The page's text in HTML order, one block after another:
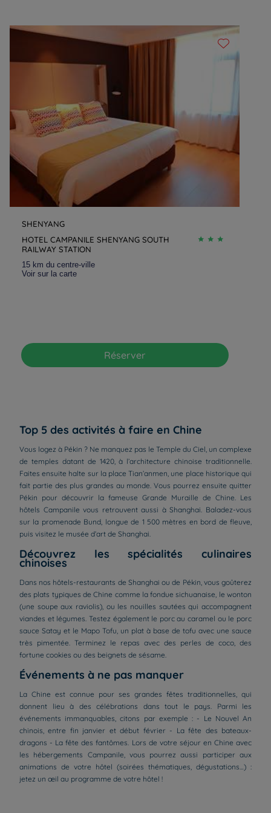
SHENYANG
HOTEL CAMPANILE SHENYANG SOUTH
RAILWAY STATION
15 km du centre-ville
Voir sur la carte
Réserver
Top 5 des activités à faire en Chine
Vous logez à Pékin ? Ne manquez pas le Temple du Ciel, un complexe
de temples datant de 1420, à l’architecture chinoise traditionnelle.
Faites ensuite halte sur la place Tian’anmen, une place historique qui
fait partie des plus grandes au monde. Vous pourrez ensuite quitter
Pékin pour découvrir la fameuse Grande Muraille de Chine. Les
hôtels Campanile vous retrouvent aussi à Shanghai. Baladez-vous
sur la promenade Bund, longue de 1 500 mètres en bord de fleuve,
puis visitez le musée d’art de Shanghai.
Découvrez les spécialités culinaires
chinoises
Dans nos hôtels-restaurants de Shanghai ou de Pékin, vous goûterez
des plats typiques de Chine comme la fondue sichuanaise, le wonton
(une soupe aux raviolis), ou les nouilles sautées qui accompagnent
viandes et légumes. Testez également le porc au caramel ou le porc
sauce Satay et le Mapo Tofu, un plat à base de tofu avec une sauce
très pimentée. Terminez le repas avec des perles de coco, des
fortune cookies ou des beignets de sésame.
Événements à ne pas manquer
La Chine est connue pour ses grandes fêtes traditionnelles, qui
donnent lieu à des célébrations dans tout le pays. Parmi les
événements immanquables, citons par exemple : - Le Nouvel An
chinois, entre fin janvier et début février - La fête des bateaux-
dragons - La fête des fantômes. Lors de votre séjour en Chine avec
les hébergements Campanile, vous pourrez aussi participer aux
animations de votre hôtel (soirées thématiques, dégustations…) :
jetez un œil au programme de votre hôtel !
Hôtels à Paris